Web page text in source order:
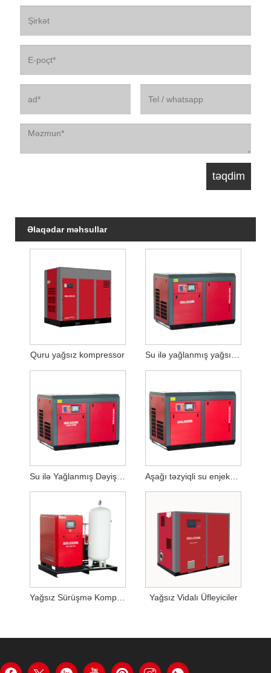
Əlaqədar məhsullar
Quru yağsız kompressor Su ilə yağlanmış yağsız hava kompressoru
Yağsız Sürüşmə Kompressoru Yağsız Vidalı Üfleyiciler